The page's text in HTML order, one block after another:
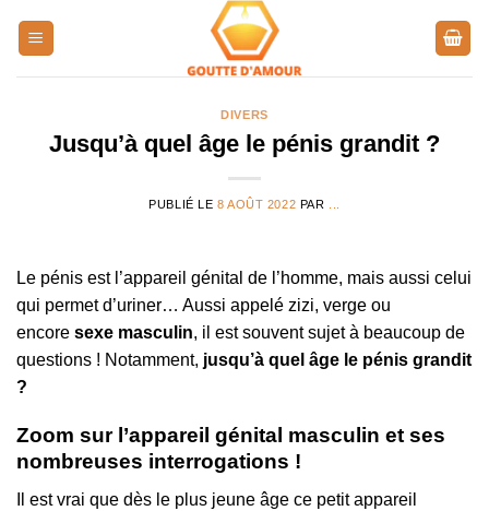
DIVERS
Jusqu’à quel âge le pénis grandit ?
PUBLIÉ LE 8 AOÛT 2022 PAR
Le pénis est l’appareil génital de l’homme, mais aussi celui
qui permet d’uriner… Aussi appelé zizi, verge ou
encore sexe masculin, il est souvent sujet à beaucoup de
questions ! Notamment, jusqu’à quel âge le pénis grandit
?
Zoom sur l’appareil génital masculin et ses
nombreuses interrogations !
Il est vrai que dès le plus jeune âge ce petit appareil